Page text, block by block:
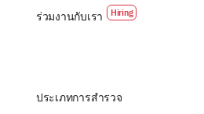
ร่วมงานกับเรา
ประเภทการสำรวจ